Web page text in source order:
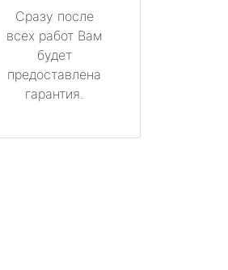
Сразу после
всех работ Вам
будет
предоставлена
гарантия.